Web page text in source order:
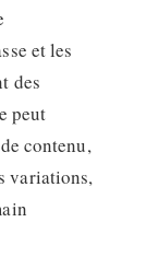
et les
des
peut
contenu,
variations,